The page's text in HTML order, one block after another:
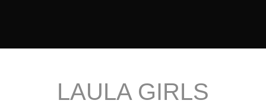
LAULA GIRLS